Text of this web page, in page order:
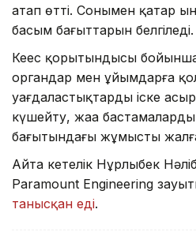
атап өтті. Сонымен қатар
басым бағыттарын белгіледі.
Кеңес қорытындысы
органдар мен ұйымдарға қол
уағдаластықтарды іске
күшейту, жаңа
бағытындағы жұмысты
Айта кетелік Нұрлыбек
Paramount Engineering
танысқан еді.